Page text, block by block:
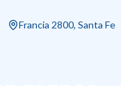
Francia 2800, Santa Fe